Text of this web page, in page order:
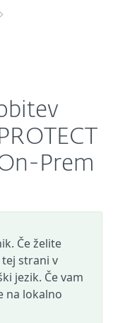
Prem
Če želite
strani v
jezik. Če vam
na lokalno